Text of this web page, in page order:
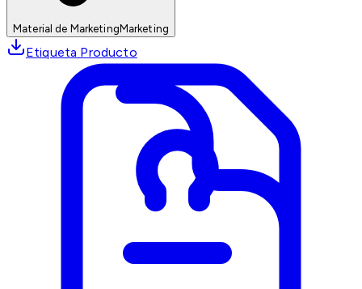
Material de MarketingMarketing
Etiqueta Producto